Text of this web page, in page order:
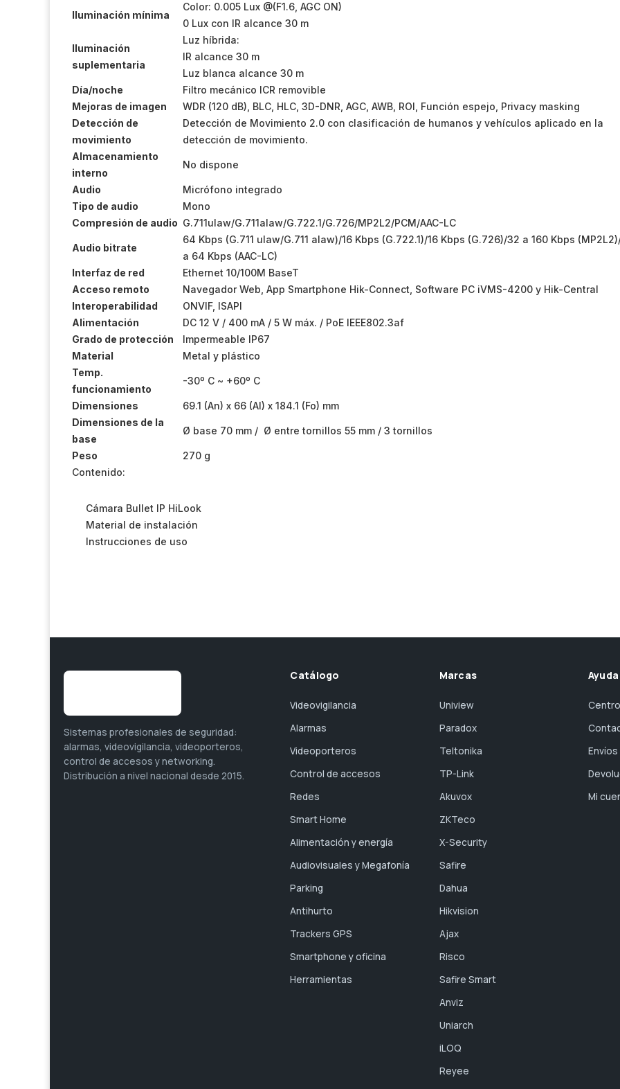
Iluminación mínima
Color: 0.005 Lux @(F1.6, AGC ON)
0 Lux con IR alcance 30 m
Iluminación
suplementaria
Luz híbrida:
IR alcance 30 m
Luz blanca alcance 30 m
Día/noche
Filtro mecánico ICR removible
Mejoras de imagen
WDR (120 dB), BLC, HLC, 3D-DNR, AGC, AWB, ROI, Función espejo, Privacy masking
Detección de
movimiento
Detección de Movimiento 2.0 con clasificación de humanos y vehículos aplicado en la
detección de movimiento.
Almacenamiento
interno
No dispone
Audio
Micrófono integrado
Tipo de audio
Mono
Compresión de audio G.711ulaw/G.711alaw/G.722.1/G.726/MP2L2/PCM/AAC-LC
Audio bitrate
64 Kbps (G.711 ulaw/G.711 alaw)/16 Kbps (G.722.1)/16 Kbps (G.726)/32 a 160 Kbps
a 64 Kbps (AAC-LC)
Interfaz de red
Ethernet 10/100M BaseT
Acceso remoto
Navegador Web, App Smartphone Hik-Connect, Software PC iVMS-4200 y Hik-Central
Interoperabilidad
ONVIF, ISAPI
Alimentación
DC 12 V / 400 mA / 5 W máx. / PoE IEEE802.3af
Grado de protección
Impermeable IP67
Material
Metal y plástico
Temp.
funcionamiento
-30º C ~ +60º C
Dimensiones
69.1 (An) x 66 (Al) x 184.1 (Fo) mm
Dimensiones de la
base
Ø base 70 mm / Ø entre tornillos 55 mm / 3 tornillos
Peso
270 g
Contenido:
Cámara Bullet IP HiLook
Material de instalación
Instrucciones de uso
Sistemas profesionales de seguridad:
alarmas, videovigilancia, videoporteros,
control de accesos y networking.
Distribución a nivel nacional desde 2015.
Catálogo
Videovigilancia
Alarmas
Videoporteros
Control de accesos
Redes
Smart Home
Alimentación y energía
Audiovisuales y Megafonía
Parking
Antihurto
Trackers GPS
Smartphone y oficina
Herramientas
Marcas
Uniview
Paradox
Teltonika
TP-Link
Akuvox
ZKTeco
X-Security
Safire
Dahua
Hikvision
Ajax
Risco
Safire Smart
Anviz
Uniarch
iLOQ
Reyee
Ayuda
Mi